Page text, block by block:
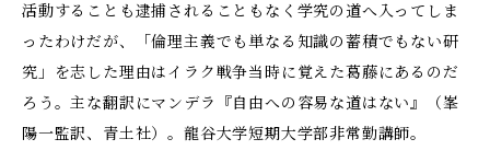
活動することも逮捕されることもなく学究の道へ入ってしま
ったわけだが、「倫理主義でも単なる知識の蓄積でもない研
究」を志した理由はイラク戦争当時に覚えた葛藤にあるのだ
ろう。主な翻訳にマンデラ『自由への容易な道はない』（峯
陽一監訳、青土社）。龍谷大学短期大学部非常勤講師。